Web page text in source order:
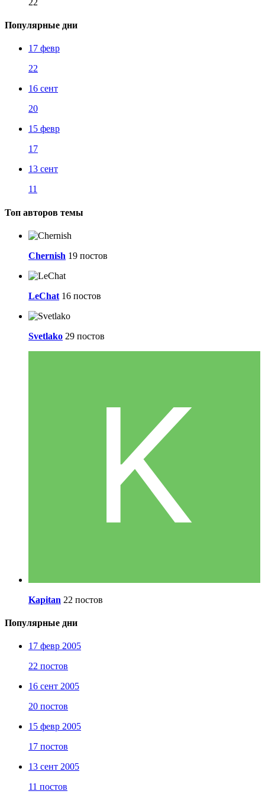
Популярные дни
17 февр
22
16 сент
20
15 февр
17
13 сент
11
Топ авторов темы
Chernish 19 постов
LeChat 16 постов
Svetlako 29 постов
Kapitan 22 постов
Популярные дни
17 февр 2005
22 постов
16 сент 2005
20 постов
15 февр 2005
17 постов
13 сент 2005
11 постов